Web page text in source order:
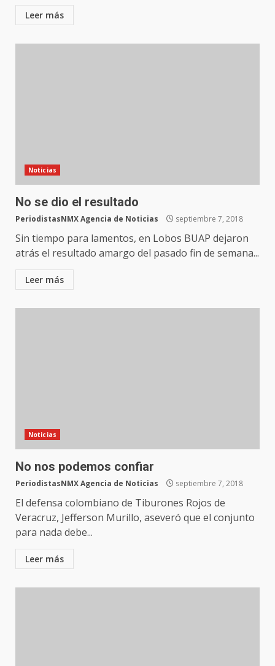
Leer más
Noticias
No se dio el resultado
PeriodistasNMX Agencia de Noticias septiembre 7, 2018
Sin tiempo para lamentos, en Lobos BUAP dejaron
atrás el resultado amargo del pasado fin de semana...
Leer más
Noticias
No nos podemos confiar
PeriodistasNMX Agencia de Noticias septiembre 7, 2018
El defensa colombiano de Tiburones Rojos de
Veracruz, Jefferson Murillo, aseveró que el conjunto
para nada debe...
Leer más